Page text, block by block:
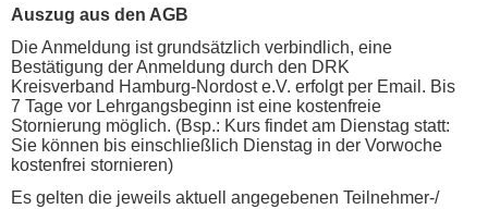
Auszug aus den AGB
Die Anmeldung ist grundsätzlich verbindlich, eine
Bestätigung der Anmeldung durch den DRK
Kreisverband Hamburg-Nordost e.V. erfolgt per Email. Bis
7 Tage vor Lehrgangsbeginn ist eine kostenfreie
Stornierung möglich. (Bsp.: Kurs findet am Dienstag statt:
Sie können bis einschließlich Dienstag in der Vorwoche
kostenfrei stornieren)
Es gelten die jeweils aktuell angegebenen Teilnehmer-/